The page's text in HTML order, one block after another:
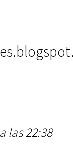
las 22:38